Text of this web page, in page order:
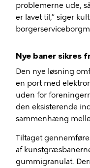
problemerne ude,
er lavet til,” siger
Nye baner sikres
Den nye løsning
en port med
uden for
den eksisterende
sammenhæng
Tiltaget
af
gummigranulat.